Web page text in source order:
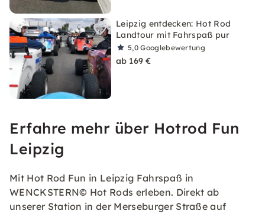
Leipzig entdecken: Hot Rod
Landtour mit Fahrspaß pur
5,0Googlebewertung
ab 169 €
Erfahre mehr über Hotrod Fun
Leipzig
Mit Hot Rod Fun in Leipzig Fahrspaß in
WENCKSTERN© Hot Rods erleben. Direkt ab
unserer Station in der Merseburger Straße auf